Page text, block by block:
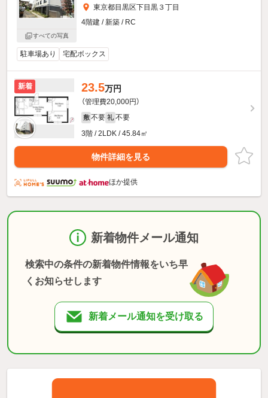
すべての写真
東京都目黒区下目黒３丁目
4階建 / 新築 / RC
駐車場あり 宅配ボックス
新着 23.5万円
（管理費20,000円）
敷 不要 礼 不要
3階 / 2LDK / 45.84㎡
物件詳細を見る
ほか提供
新着物件メール通知
検索中の条件の新着物件情報をいち早
くお知らせします
新着メール通知を受け取る